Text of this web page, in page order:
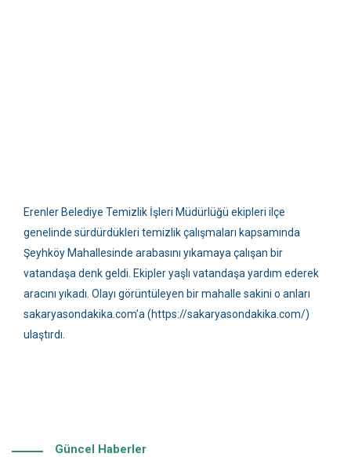
Erenler Belediye Temizlik İşleri Müdürlüğü ekipleri ilçe
genelinde sürdürdükleri temizlik çalışmaları kapsamında
Şeyhköy Mahallesinde arabasını yıkamaya çalışan bir
vatandaşa denk geldi. Ekipler yaşlı vatandaşa yardım ederek
aracını yıkadı. Olayı görüntüleyen bir mahalle sakini o anları
sakaryasondakika.com’a (https://sakaryasondakika.com/)
ulaştırdı.
Güncel Haberler